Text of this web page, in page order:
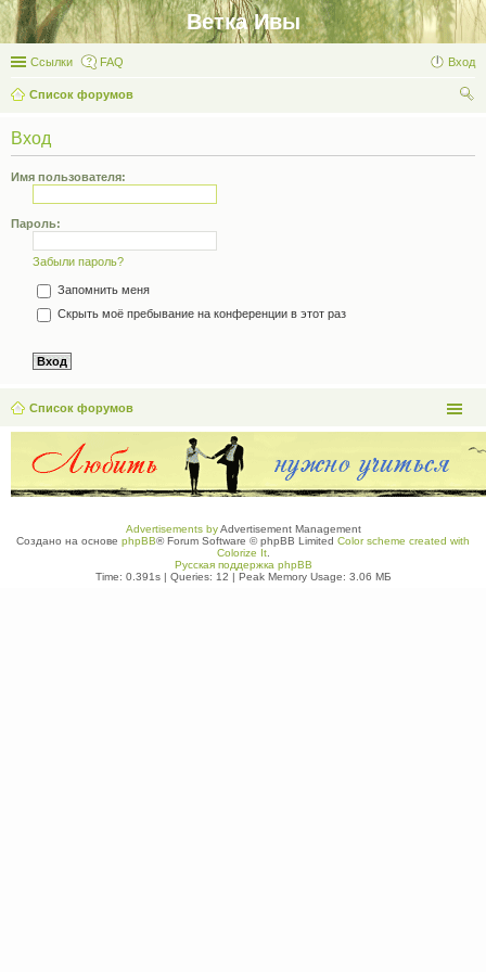
Ветка Ивы
Ссылки FAQ Вход
Список форумов
Вход
Имя пользователя:
Пароль:
Забыли пароль?
Запомнить меня
Скрыть моё пребывание на конференции в этот раз
Список форумов
Advertisements byAdvertisement Management
Создано на основе phpBB® Forum Software © phpBB Limited Color scheme created with
Colorize It.
Русская поддержка phpBB
Time: 0.391s| Queries: 12 | Peak Memory Usage: 3.06 МБ